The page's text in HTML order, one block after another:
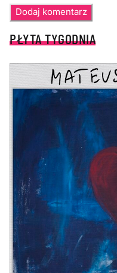
PŁYTA TYGODNIA